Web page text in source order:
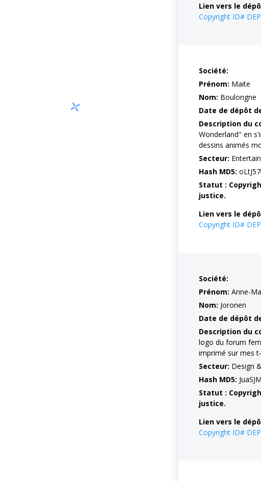
Lien vers le
Copyright ID#
Société:
Prénom: Maite
Nom: Boulongne
Date de dépôt
Description du
Wonderland" en
dessins animés
Secteur:
Hash MD5:
Statut :
justice.
Lien vers le
Copyright ID#
Société:
Prénom: Anne-
Nom: Joronen
Date de dépôt
Description du
logo du forum
imprimé sur mes
Secteur: Design
Hash MD5:
Statut :
justice.
Lien vers le
Copyright ID#